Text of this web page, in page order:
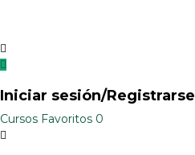
Iniciar sesión/Registrarse
Cursos Favoritos 0